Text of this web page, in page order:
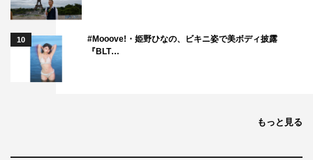
て。龍さんみたいな旦那さんがいたら助かるし、自分の母
親もそうですが、家事や子供の面倒を見てくれる人に尊敬
の思いを感じました。
久しぶりにお会いした玉木さんはもう龍さんになってい
にアップしてみたいなことをするんだから、すごいギャッ
10
#Mooove!・姫野ひなの、ビキニ姿で美ボディ披露
『BLT…
もっと見る